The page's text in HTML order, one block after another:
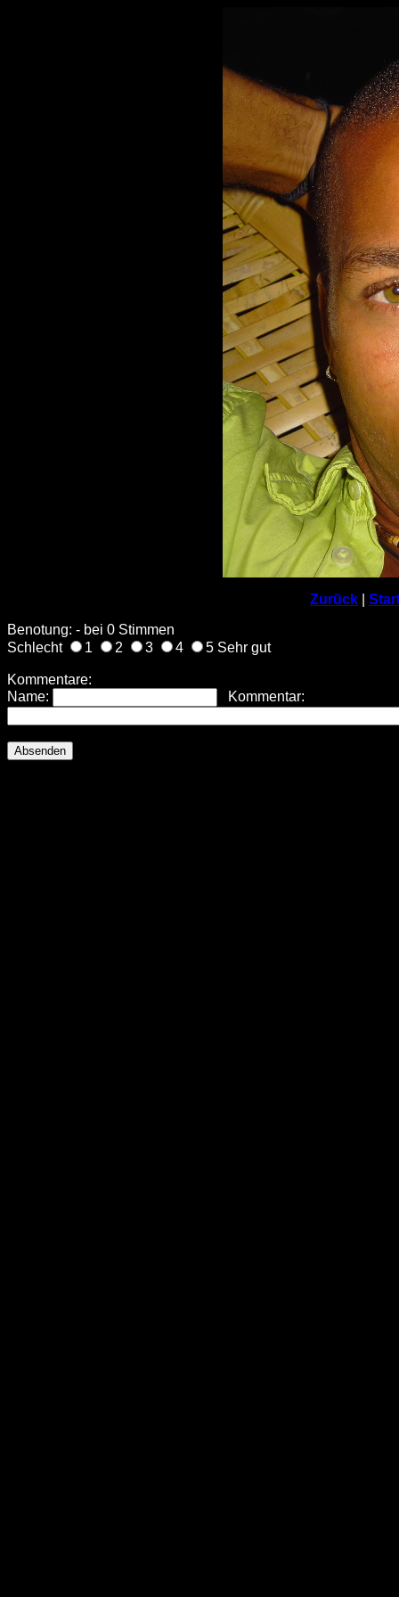
Zurück
Benotung: - bei 0 Stimmen
Schlecht
1 2 3 4 5 Sehr gut
Kommentare:
Name:
Kommentar: